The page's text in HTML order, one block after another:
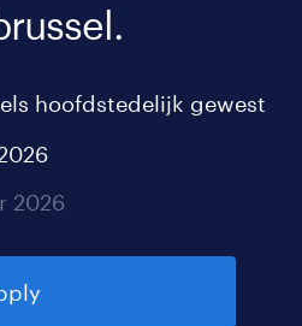
.
hoofdstedelijk gewest
2026